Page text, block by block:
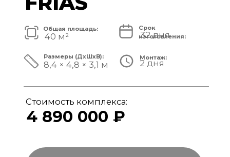
5 820 000 ₽
СМОТРЕТЬ ПРОЕКТ